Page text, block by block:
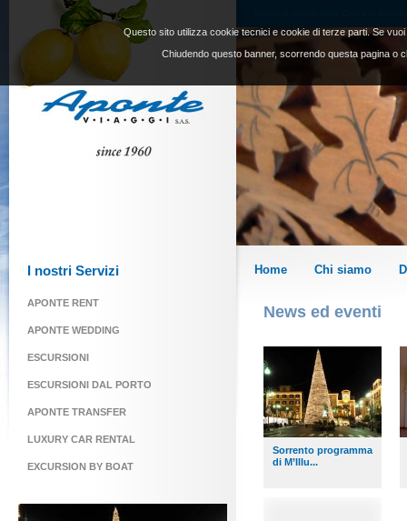
Questo sito utilizza cookie tecnici e cookie di terze parti. Se
Chiudendo questo banner, scorrendo questa pagina o
Home Chi siamo
News ed eventi
Sorrento programma
di M’Illu...
I nostri Servizi
APONTE RENT
APONTE WEDDING
ESCURSIONI
ESCURSIONI DAL PORTO
APONTE TRANSFER
LUXURY CAR RENTAL
EXCURSION BY BOAT